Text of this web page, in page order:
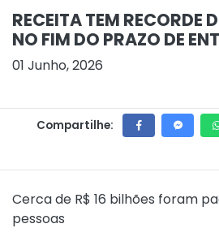
RECEITA TEM RECORDE
NO FIM DO PRAZO DE
01 Junho, 2026
Compartilhe:
Cerca de R$ 16 bilhões foram
pessoas